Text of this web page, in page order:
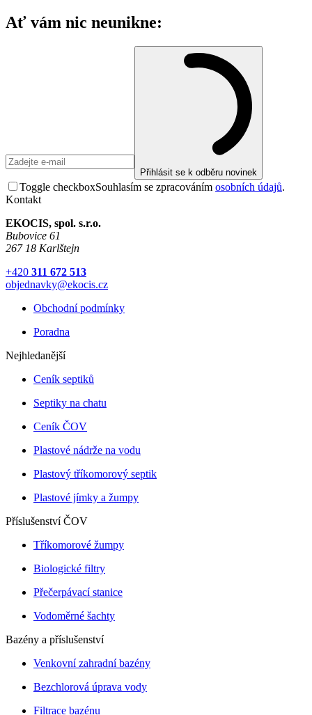
Ať vám nic neunikne:
Přihlásit se k odběru novinek
Toggle checkboxSouhlasím se zpracováním osobních údajů.
Kontakt
EKOCIS, spol. s.r.o.
Bubovice 61
267 18 Karlštejn
+420 311 672 513
objednavky@ekocis.cz
Obchodní podmínky
Poradna
Nejhledanější
Ceník septiků
Septiky na chatu
Ceník ČOV
Plastové nádrže na vodu
Plastový tříkomorový septik
Plastové jímky a žumpy
Příslušenství ČOV
Tříkomorové žumpy
Biologické filtry
Přečerpávací stanice
Vodoměrné šachty
Bazény a příslušenství
Venkovní zahradní bazény
Bezchlorová úprava vody
Filtrace bazénu